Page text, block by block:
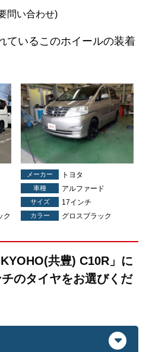
問い合わせ)
ているこのホイールの装着
ク
メーカー トヨタ
車種 アルファード
サイズ 17インチ
カラー グロスブラック
共豊) C10R」に
のタイヤをお選びくだ